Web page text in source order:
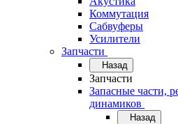
Коммутация
Сабвуферы
Усилители
Запчасти
Назад
Запчасти
Запасные части,
динамиков
Назад